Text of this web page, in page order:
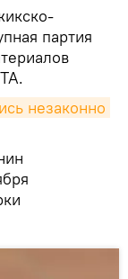
партия
незаконно